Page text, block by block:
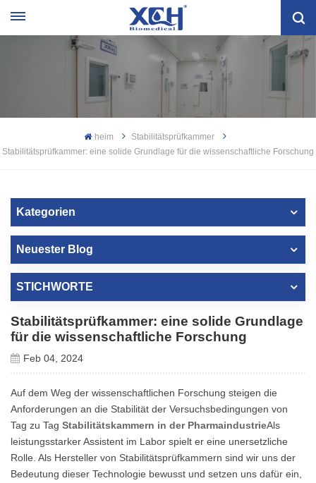
heim
Stabilitätsprüfkammer
Stabilitätsprüfkammer: eine solide Grundlage für die wissenschaftliche Forschung
Kategorien
Neuester Blog
STICHWORTE
Stabilitätsprüfkammer: eine solide Grundlage
für die wissenschaftliche Forschung
Feb 04, 2024
Auf dem Weg der wissenschaftlichen Forschung steigen die
Anforderungen an die Stabilität der Versuchsbedingungen von
Tag zu Tag Stabilitätskammern in der PharmaindustrieAls
leistungsstarker Assistent im Labor spielt er eine unersetzliche
Rolle. Als Hersteller von Stabilitätsprüfkammern sind wir uns der
Bedeutung dieser Technologie bewusst und setzen uns dafür ein,